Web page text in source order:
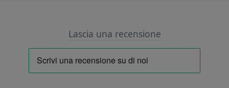
Lascia una recensione